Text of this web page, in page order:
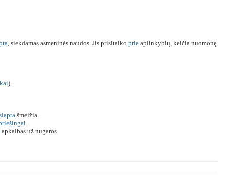
, siekdamas asmeninės naudos. Jis prisitaiko prie aplinkybių, keičia nuomonę
).
slapta šmeižia.
.
apkalbas už nugaros.